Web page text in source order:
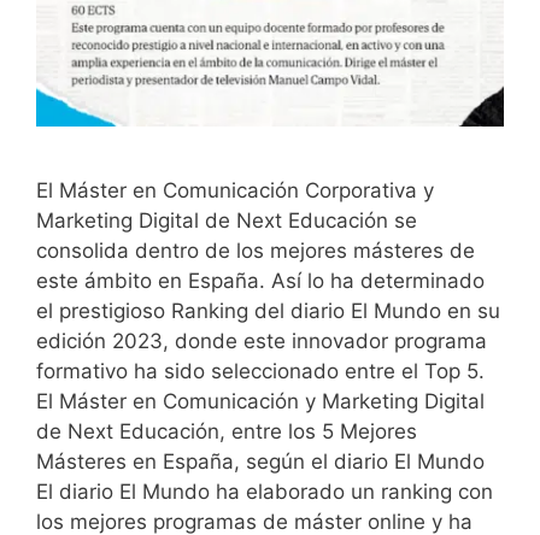
El Máster en Comunicación Corporativa y
Marketing Digital de Next Educación se
consolida dentro de los mejores másteres de
este ámbito en España. Así lo ha determinado
el prestigioso Ranking del diario El Mundo en su
edición 2023, donde este innovador programa
formativo ha sido seleccionado entre el Top 5.
El Máster en Comunicación y Marketing Digital
de Next Educación, entre los 5 Mejores
Másteres en España, según el diario El Mundo
El diario El Mundo ha elaborado un ranking con
los mejores programas de máster online y ha